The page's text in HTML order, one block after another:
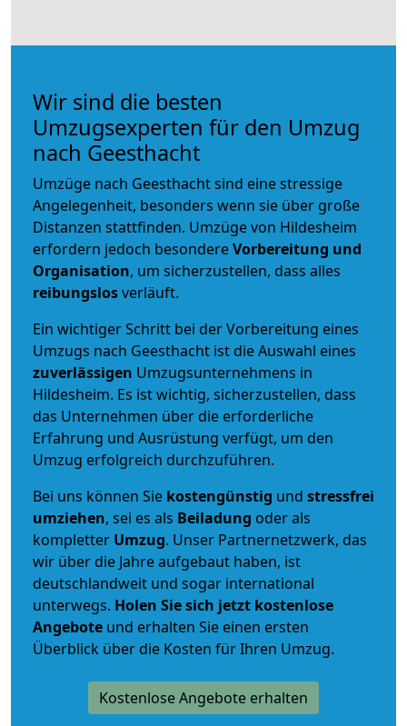
Wir sind die besten
Umzugsexperten für den Umzug
nach Geesthacht
Umzüge nach Geesthacht sind eine stressige
Angelegenheit, besonders wenn sie über große
Distanzen stattfinden. Umzüge von Hildesheim
erfordern jedoch besondereVorbereitung und
Organisation, um sicherzustellen, dass alles
reibungslosverläuft.
Ein wichtiger Schritt bei der Vorbereitung eines
Umzugs nach Geesthacht ist die Auswahl eines
zuverlässigen Umzugsunternehmens in
Hildesheim. Es ist wichtig, sicherzustellen, dass
das Unternehmen über die erforderliche
Erfahrung und Ausrüstung verfügt, um den
Umzug erfolgreich durchzuführen.
Bei uns können Sie kostengünstig und stressfrei
umziehen, sei es als Beiladung oder als
kompletter Umzug. Unser Partnernetzwerk, das
wir über die Jahre aufgebaut haben, ist
deutschlandweit und sogar international
unterwegs. Holen Sie sich jetzt kostenlose
Angebote und erhalten Sie einen ersten
Überblick über die Kosten für Ihren Umzug.
Kostenlose Angebote erhalten